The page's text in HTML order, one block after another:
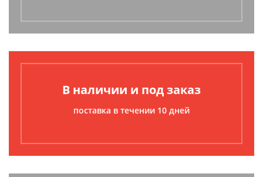
В наличии и под заказ
поставка в течении 10 дней